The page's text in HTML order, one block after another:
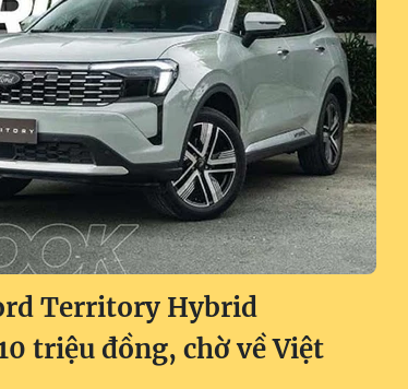
Territory Hybrid
triệu đồng, chờ về Việt